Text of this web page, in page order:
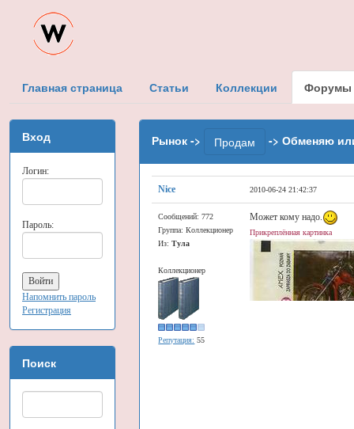
Главная страница Статьи Коллекции Форумы
Вход
Логин:
Пароль:
Напомнить пароль
Регистрация
Поиск
Рынок -> Продам -> Обменяю
Nice 2010-06-24 21:42:37
Сообщений: 772
Группа: Коллекционер
Из:Тула
Коллекционер
Репутация: 55
Может кому надо.
Прикреплённая картинка